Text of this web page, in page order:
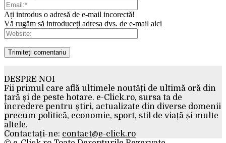
Ați introdus o adresă de e-mail incorectă!
Vă rugăm să introduceți adresa dvs. de e-mail aici
DESPRE NOI
Fii primul care află ultimele noutăți de ultimă oră din
țară și de peste hotare. e-Click.ro, sursa ta de
încredere pentru știri, actualizate din diverse domenii
precum politică, economie, sport, stil de viață și multe
altele.
Contactați-ne: contact@e-click.ro